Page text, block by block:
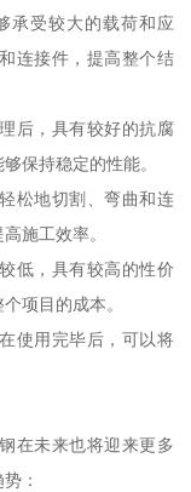
承受较大的载荷和应
连接件，提高整个结
后，具有较好的抗腐
保持稳定的性能。
松地切割、弯曲和连
施工效率。
低，具有较高的性价
项目的成本。
使用完毕后，可以将
在未来也将迎来更多
：